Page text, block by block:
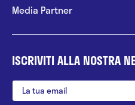
Media Partner
ISCRIVITI ALLA NOSTRA